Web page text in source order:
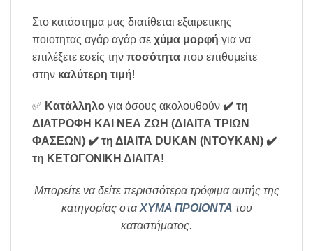
Στο κατάστημα μας διατίθεται εξαιρετικης
ποιοτητας αγάρ αγάρ σε χύμα μορφή για να
επιλέξετε εσείς την ποσότητα που επιθυμείτε
στην καλύτερη τιμή!
✅ Κατάλληλο για όσους ακολουθούν ✔️ τη
ΔΙΑΤΡΟΦΗ ΚΑΙ ΝΕΑ ΖΩΗ (ΔΙΑΙΤΑ ΤΡΙΩΝ
ΦΑΣΕΩΝ) ✔️ τη ΔΙΑΙΤΑ DUKAN (ΝΤΟΥΚΑΝ) ✔️
τη ΚΕΤΟΓΟΝΙΚΗ ΔΙΑΙΤΑ!
Μπορείτε να δείτε περισσότερα τρόφιμα αυτής της
κατηγορίας σταΧΥΜΑ ΠΡΟΙΟΝΤΑ του
καταστήματος.